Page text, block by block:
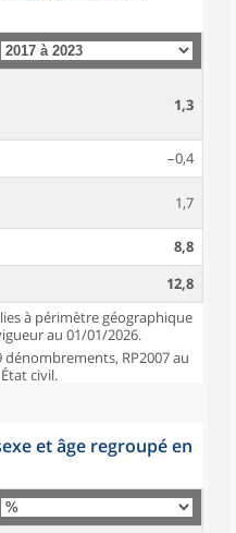
1,3
–0,4
1,7
8,8
12,8
à périmètre géographique
au 01/01/2026.
dénombrements, RP2007 au
civil.
et âge regroupé en